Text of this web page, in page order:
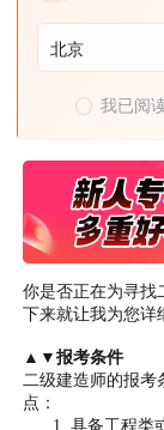
北京
我已阅
你是否正在为寻找
下来就让我为您详
▲▼报考条件
二级建造师的报考
点：
具备工程类